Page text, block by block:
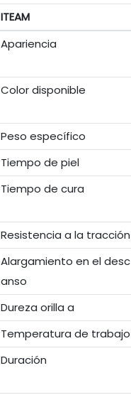
ITEAM
Apariencia
Color disponible
Peso específico
Tiempo de piel
Tiempo de cura
Resistencia a la tracción
Alargamiento en el desc
anso
Dureza orilla a
Temperatura de trabajo
Duración